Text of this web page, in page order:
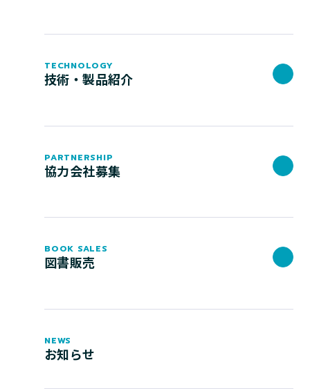
TECHNOLOGY
技術・製品紹介
PARTNERSHIP
協力会社募集
BOOK SALES
図書販売
NEWS
お知らせ